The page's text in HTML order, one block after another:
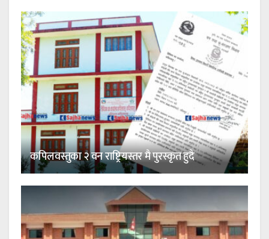
कपिलवस्तुका २ वन राष्ट्रियस्तर मै पुरस्कृत हुदै